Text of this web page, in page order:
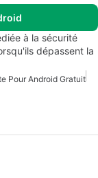
à la sécurité
dépassent la
Pour Android Gratuit